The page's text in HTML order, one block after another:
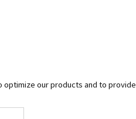
optimize our products and to provide